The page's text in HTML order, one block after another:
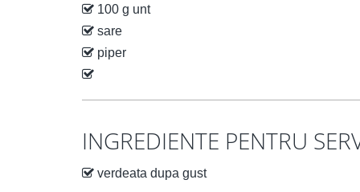
100 g unt
sare
piper
INGREDIENTE PENTRU
verdeata dupa gust